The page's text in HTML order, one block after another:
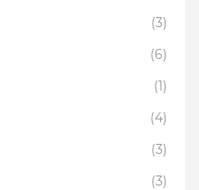
(3)
(6)
(1)
(4)
(3)
(3)